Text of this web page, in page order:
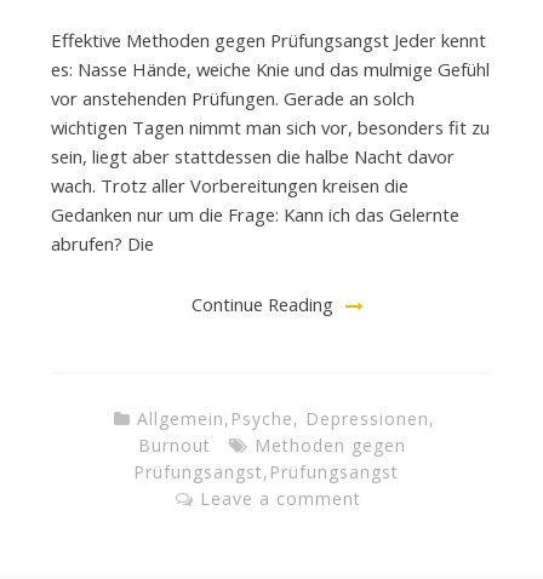
Effektive Methoden gegen Prüfungsangst Jeder kennt
es: Nasse Hände, weiche Knie und das mulmige Gefühl
vor anstehenden Prüfungen. Gerade an solch
wichtigen Tagen nimmt man sich vor, besonders fit zu
sein, liegt aber stattdessen die halbe Nacht davor
wach. Trotz aller Vorbereitungen kreisen die
Gedanken nur um die Frage: Kann ich das Gelernte
abrufen? Die
Continue Reading
Allgemein, Psyche, Depressionen,
Burnout
Methoden gegen
Prüfungsangst, Prüfungsangst
Leave a comment